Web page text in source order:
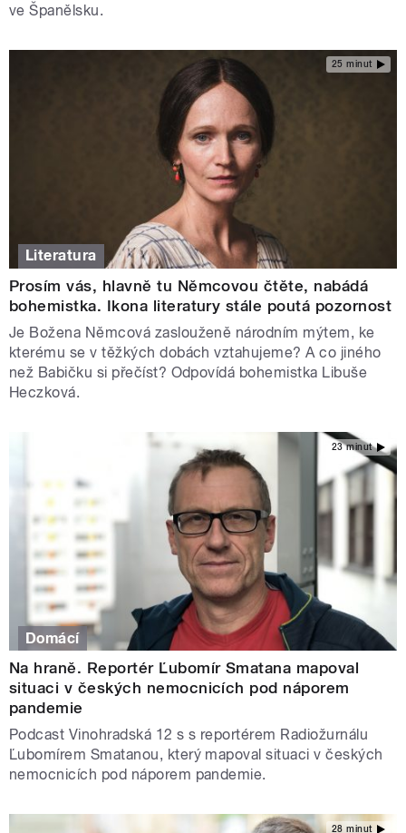
ve Španělsku.
25 minut
Literatura
Prosím vás, hlavně tu Němcovou čtěte, nabádá
bohemistka. Ikona literatury stále poutá pozornost
Je Božena Němcová zaslouženě národním mýtem, ke
kterému se v těžkých dobách vztahujeme? A co jiného
než Babičku si přečíst? Odpovídá bohemistka Libuše
Heczková.
23 minut
Domácí
Na hraně. Reportér Ľubomír Smatana mapoval
situaci v českých nemocnicích pod náporem
pandemie
Podcast Vinohradská 12 s s reportérem Radiožurnálu
Ľubomírem Smatanou, který mapoval situaci v českých
nemocnicích pod náporem pandemie.
28 minut